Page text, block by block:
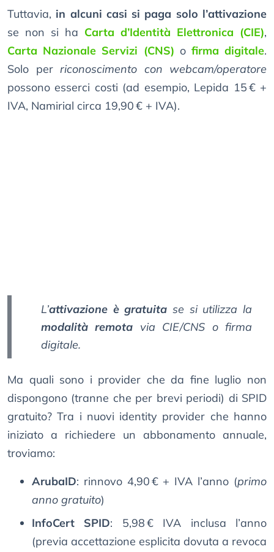
Tuttavia, in alcuni casi si paga solo l’attivazione
se non si ha Carta d’Identità Elettronica (CIE),
Carta Nazionale Servizi (CNS) o firma digitale.
Solo per riconoscimento con webcam/operatore
possono esserci costi (ad esempio, Lepida 15 € +
IVA, Namirial circa 19,90 € + IVA).
L’attivazione è gratuita se si utilizza la
modalità remota via CIE/CNS o firma
digitale.
Ma quali sono i provider che da fine luglio non
dispongono (tranne che per brevi periodi) di SPID
gratuito? Tra i nuovi identity provider che hanno
iniziato a richiedere un abbonamento annuale,
troviamo:
ArubaID: rinnovo 4,90 € + IVA l’anno (primo
anno gratuito)
InfoCert SPID: 5,98 € IVA inclusa l’anno
(previa accettazione esplicita dovuta a revoca